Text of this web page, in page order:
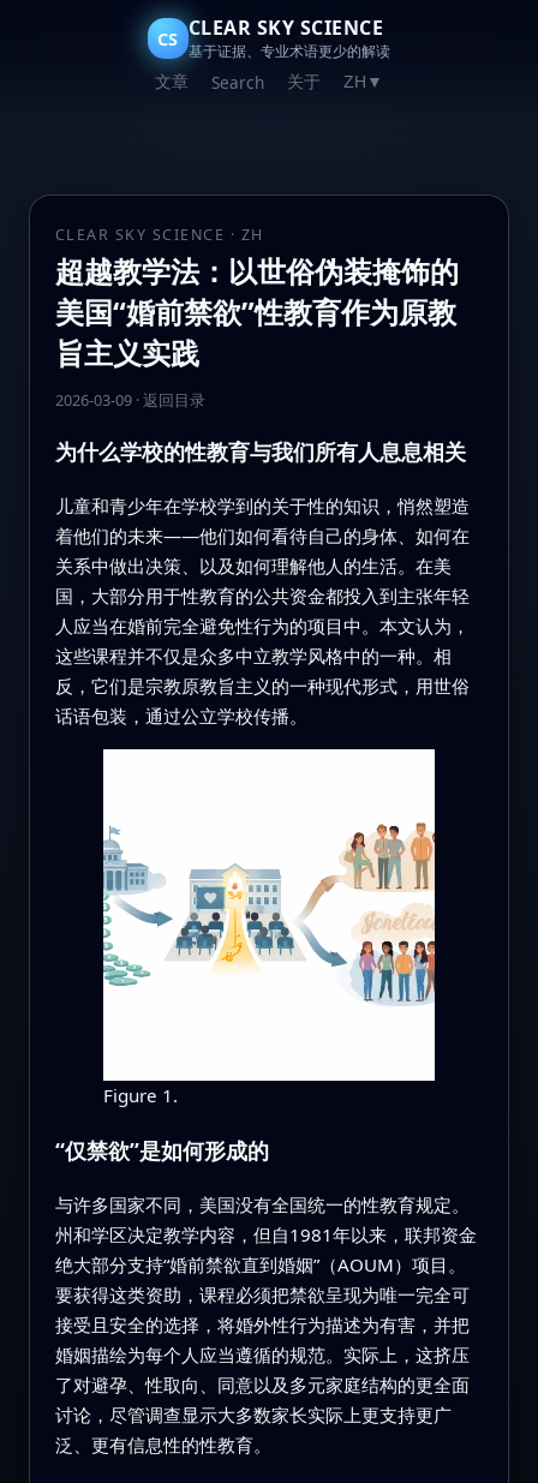
CS CLEAR SKY SCIENCE
基于证据、专业术语更少的解读
文章 Search 关于 ZH ▼
CLEAR SKY SCIENCE · ZH
超越教学法：以世俗伪装掩饰的
美国“婚前禁欲”性教育作为原教
旨主义实践
2026-03-09· 返回目录
为什么学校的性教育与我们所有人息息相关
儿童和青少年在学校学到的关于性的知识，悄然塑造
着他们的未来——他们如何看待自己的身体、如何在
关系中做出决策、以及如何理解他人的生活。在美
国，大部分用于性教育的公共资金都投入到主张年轻
人应当在婚前完全避免性行为的项目中。本文认为，
这些课程并不仅是众多中立教学风格中的一种。相
反，它们是宗教原教旨主义的一种现代形式，用世俗
话语包装，通过公立学校传播。
Figure 1.
“仅禁欲”是如何形成的
与许多国家不同，美国没有全国统一的性教育规定。
州和学区决定教学内容，但自1981年以来，联邦资金
绝大部分支持“婚前禁欲直到婚姻”（AOUM）项目。
要获得这类资助，课程必须把禁欲呈现为唯一完全可
接受且安全的选择，将婚外性行为描述为有害，并把
婚姻描绘为每个人应当遵循的规范。实际上，这挤压
了对避孕、性取向、同意以及多元家庭结构的更全面
讨论，尽管调查显示大多数家长实际上更支持更广
泛、更有信息性的性教育。